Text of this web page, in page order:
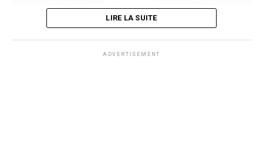
LIRE LA SUITE
ADVERTISEMENT